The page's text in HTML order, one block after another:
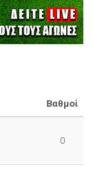
Βαθμοί
0